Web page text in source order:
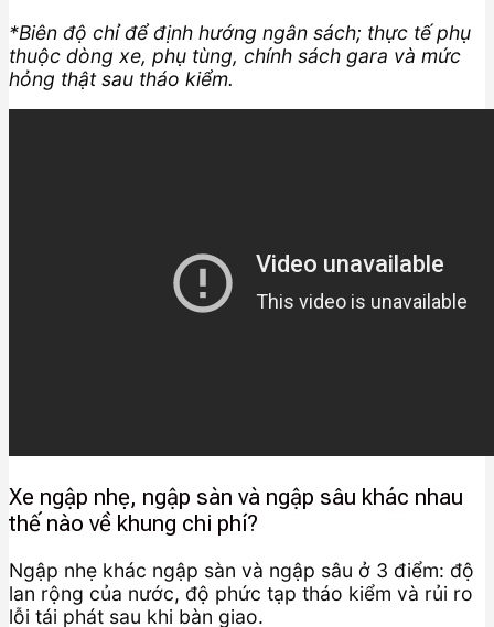
*Biên độ chỉ để định hướng ngân sách; thực tế phụ
thuộc dòng xe, phụ tùng, chính sách gara và mức
hỏng thật sau tháo kiểm.
Xe ngập nhẹ, ngập sàn và ngập sâu khác nhau
thế nào về khung chi phí?
Ngập nhẹ khác ngập sàn và ngập sâu ở 3 điểm: độ
lan rộng của nước, độ phức tạp tháo kiểm và rủi ro
lỗi tái phát sau khi bàn giao.